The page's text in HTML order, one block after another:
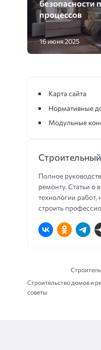
безопасности
процессов
16 июня 2025
Полное
ремонту. Статьи о
технологии работ,
строить
Карта сайта
Нормативные
Модульные
Строительство домов и
советы